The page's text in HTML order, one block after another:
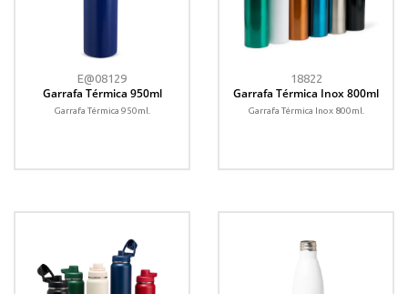
E@08129
Garrafa Térmica 950ml
Garrafa Térmica 950ml.
18822
Garrafa Térmica Inox 800ml
Garrafa Térmica Inox 800ml.